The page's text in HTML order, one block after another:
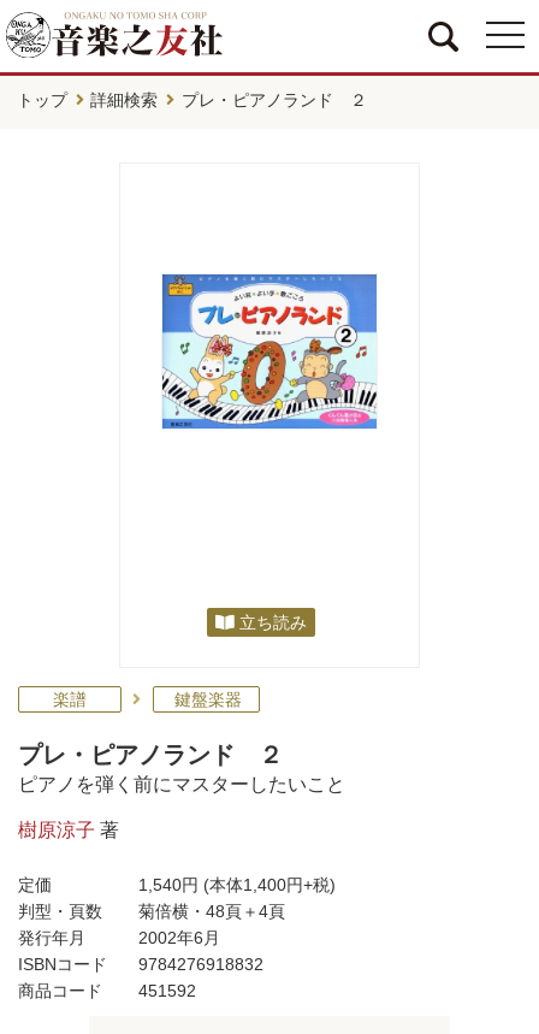
トップ 詳細検索 プレ・ピアノランド ２
立ち読み
楽譜 鍵盤楽器
プレ・ピアノランド ２
ピアノを弾く前にマスターしたいこと
樹原涼子 著
定価 1,540円 (本体1,400円+税)
判型・頁数
菊倍横・48頁＋4頁
発行年月
2002年6月
ISBNコード
9784276918832
商品コード
451592